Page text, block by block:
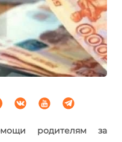
родителям за